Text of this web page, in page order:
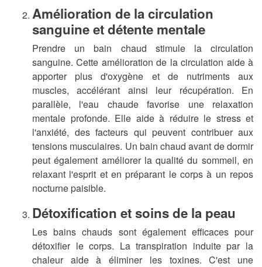
Amélioration de la circulation
sanguine et détente mentale
Prendre un bain chaud stimule la circulation
sanguine. Cette amélioration de la circulation aide à
apporter plus d'oxygène et de nutriments aux
muscles, accélérant ainsi leur récupération. En
parallèle, l'eau chaude favorise une relaxation
mentale profonde. Elle aide à réduire le stress et
l'anxiété, des facteurs qui peuvent contribuer aux
tensions musculaires. Un bain chaud avant de dormir
peut également améliorer la qualité du sommeil, en
relaxant l'esprit et en préparant le corps à un repos
nocturne paisible.
Détoxification et soins de la peau
Les bains chauds sont également efficaces pour
détoxifier le corps. La transpiration induite par la
chaleur aide à éliminer les toxines. C'est une